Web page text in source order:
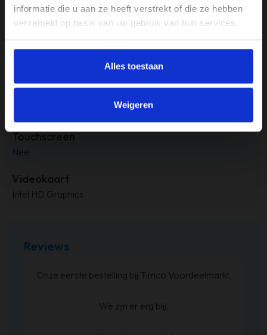
informatie die u aan ze heeft verstrekt of die ze hebben
verzameld op basis van uw gebruik van hun services.
Alles toestaan
Weigeren
Opslagruimte
256GB
Processor
Touchscreen
Nee
Videokaart
Intel HD Graphics
Reviews
Bed besteld ,en zoals beloofd binnen de weken
betreft levering.